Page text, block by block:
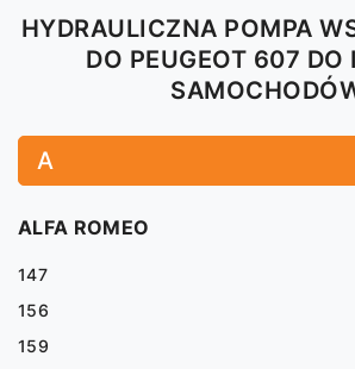
HYDRAULICZNA POMPA
DO PEUGEOT 607 DO
A
ALFA ROMEO
147
156
159